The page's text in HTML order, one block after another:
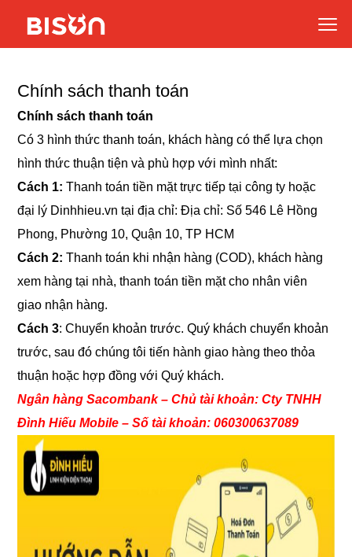
Chính sách thanh toán
Chính sách thanh toán
Có 3 hình thức thanh toán, khách hàng có thể lựa chọn
hình thức thuận tiện và phù hợp với mình nhất:
Cách 1: Thanh toán tiền mặt trực tiếp tại công ty hoặc
đại lý Dinhhieu.vn tại địa chỉ: Địa chỉ: Số 546 Lê Hồng
Phong, Phường 10, Quận 10, TP HCM
Cách 2: Thanh toán khi nhận hàng (COD), khách hàng
xem hàng tại nhà, thanh toán tiền mặt cho nhân viên
giao nhận hàng.
Cách 3: Chuyển khoản trước. Quý khách chuyển khoản
trước, sau đó chúng tôi tiến hành giao hàng theo thỏa
thuận hoặc hợp đồng với Quý khách.
Ngân hàng Sacombank – Chủ tài khoản: Cty TNHH
Đình Hiếu Mobile – Số tài khoản: 060300637089